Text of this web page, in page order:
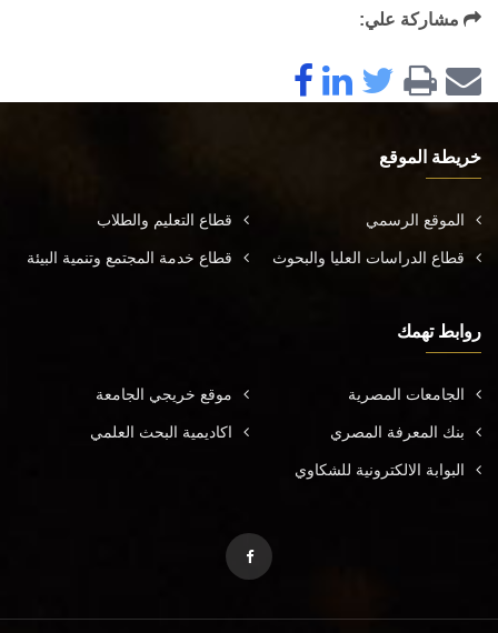
مشاركة علي:
خريطة الموقع
الموقع الرسمي قطاع التعليم والطلاب
قطاع الدراسات العليا والبحوث قطاع خدمة المجتمع وتنمية البيئة
روابط تهمك
الجامعات المصرية موقع خريجي الجامعة
بنك المعرفة المصري اكاديمية البحث العلمي
البوابة الالكترونية للشكاوي